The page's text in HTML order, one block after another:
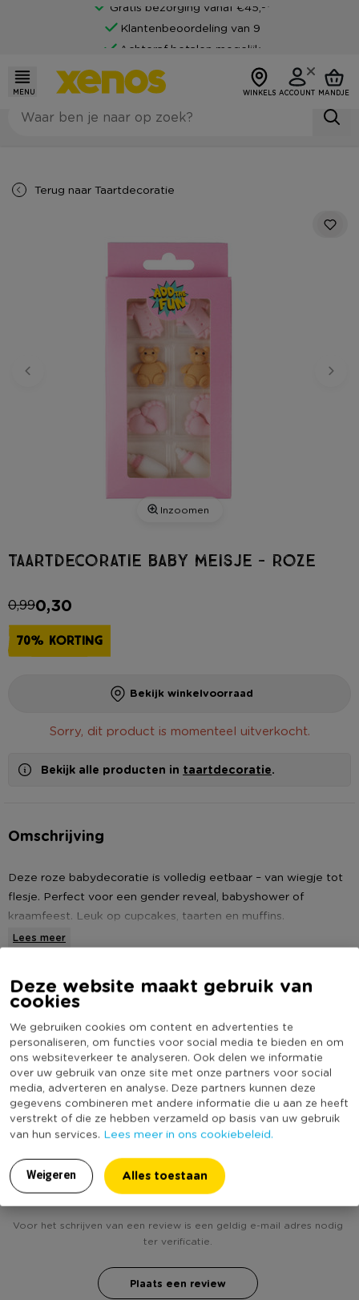
Deze website maakt gebruik van
cookies
We gebruiken cookies om content en advertenties te
personaliseren, om functies voor social media te bieden en om
ons websiteverkeer te analyseren. Ook delen we informatie
over uw gebruik van onze site met onze partners voor social
media, adverteren en analyse. Deze partners kunnen deze
gegevens combineren met andere informatie die u aan ze heeft
verstrekt of die ze hebben verzameld op basis van uw gebruik
van hun services. Lees meer in ons cookiebeleid.
Weigeren Alles toestaan
Gratis bezorging vanaf €45,-*
Klantenbeoordeling van 9
Achteraf betalen mogelijk
MENU WINKELS ACCOUNT MANDJE
Terug naar Taartdecoratie
Inzoomen
Taartdecoratie baby meisje - roze
0,990,30
70% korting
Bekijk winkelvoorraad
Sorry, dit product is momenteel uitverkocht.
Bekijk alle producten in taartdecoratie.
Omschrijving
Deze roze babydecoratie is volledig eetbaar – van wiegje tot
flesje. Perfect voor een gender reveal, babyshower of
kraamfeest. Leuk op cupcakes, taarten en muffins.
Lees meer
Specificaties
Online Only
Nee
Duurzaamheidsscore
(Nog) geen score
bekend
Heb jij Taartdecoratie baby meisje - roze? Schrijf
een review!
Voor het schrijven van een review is een geldig e-mail adres nodig
ter verificatie.
Plaats een review